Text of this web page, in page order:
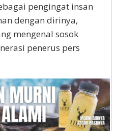
pengingat insan
dengan dirinya,
mengenal sosok
penerus pers